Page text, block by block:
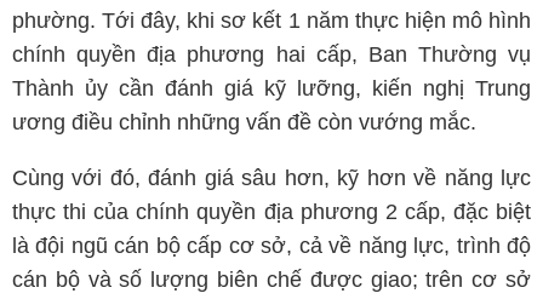
phường. Tới đây, khi sơ kết 1 năm thực hiện mô hình
chính quyền địa phương hai cấp, Ban Thường vụ
Thành ủy cần đánh giá kỹ lưỡng, kiến nghị Trung
ương điều chỉnh những vấn đề còn vướng mắc.
Cùng với đó, đánh giá sâu hơn, kỹ hơn về năng lực
thực thi của chính quyền địa phương 2 cấp, đặc biệt
là đội ngũ cán bộ cấp cơ sở, cả về năng lực, trình độ
cán bộ và số lượng biên chế được giao; trên cơ sở